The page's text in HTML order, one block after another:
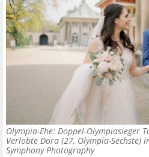
Olympia-Ehe: Doppel-Olympiasieger
Verlobte Dora (27, Olympia-Sechste)
Symphony Photography